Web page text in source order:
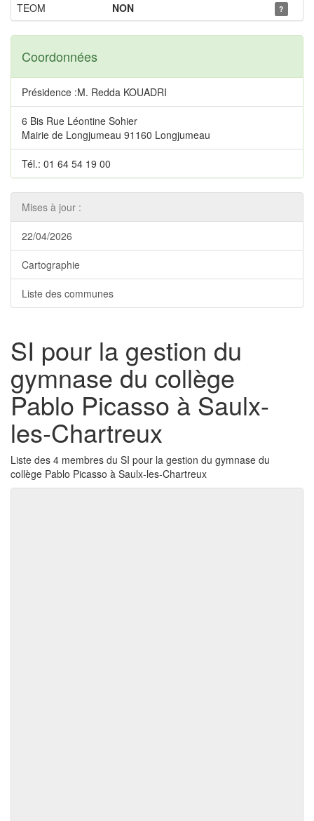
TEOM NON ?
Coordonnées
Présidence :M. Redda KOUADRI
6 Bis Rue Léontine Sohier
Mairie de Longjumeau 91160 Longjumeau
Tél.: 01 64 54 19 00
Mises à jour :
22/04/2026
Cartographie
Liste des communes
SI pour la gestion du
gymnase du collège
Pablo Picasso à Saulx-
les-Chartreux
Liste des 4 membres du SI pour la gestion du gymnase du
collège Pablo Picasso à Saulx-les-Chartreux